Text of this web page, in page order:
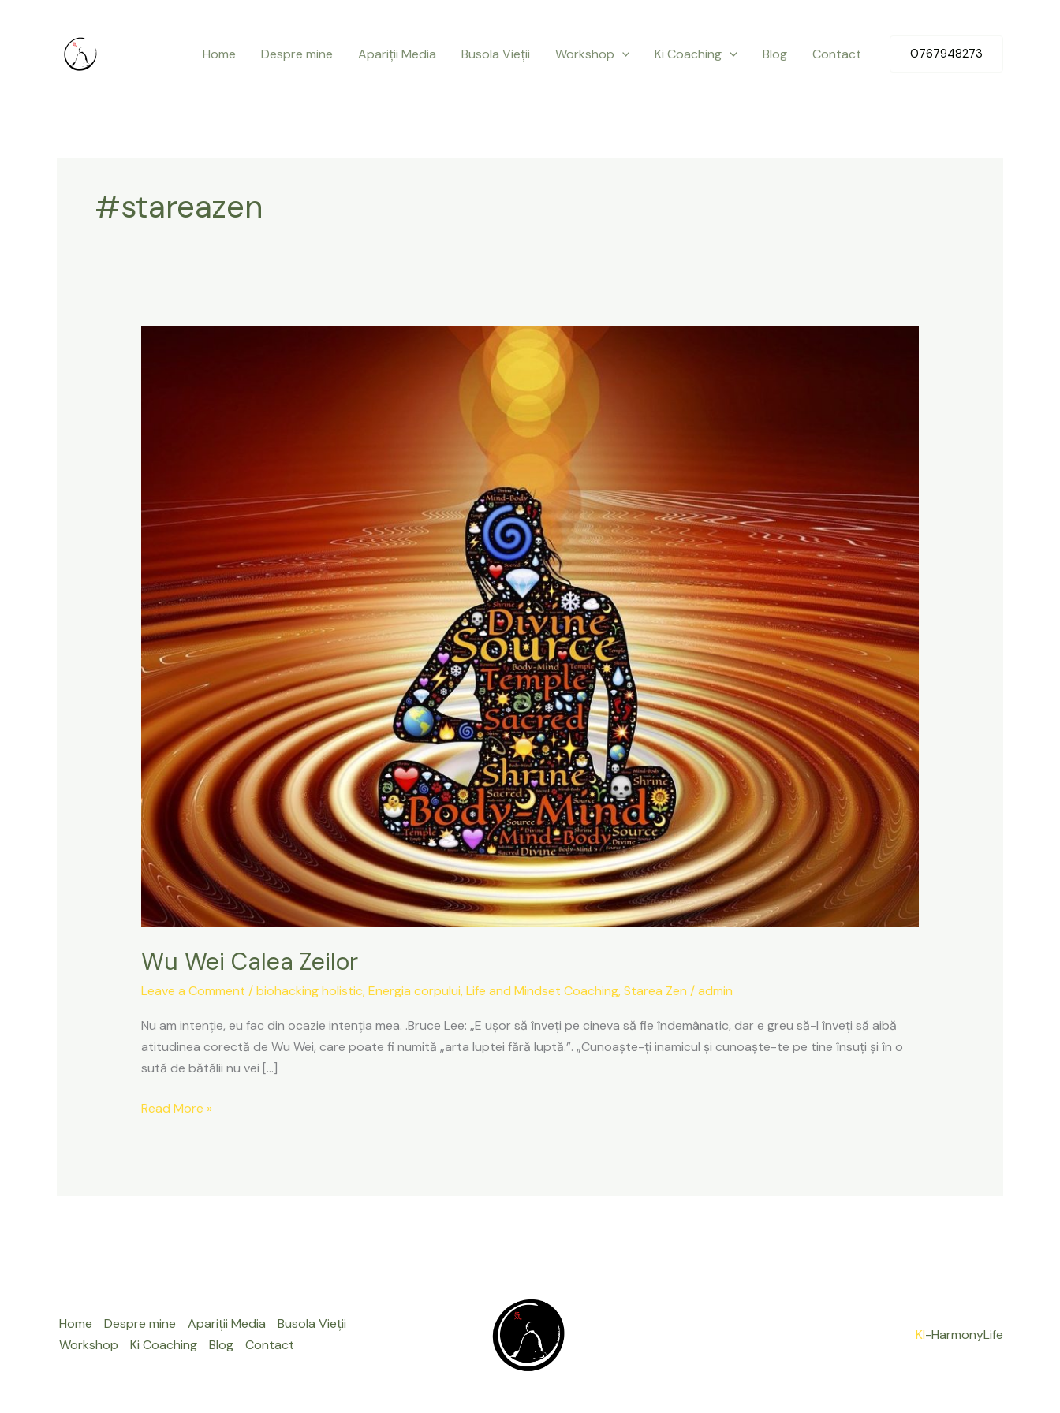
Home Despre mine Apariții Media Busola Vieții Workshop Ki Coaching Blog Contact 0767948273
#stareazen
Wu Wei Calea Zeilor
Leave a Comment /biohacking holistic,Energia corpului,Life and Mindset Coaching,Starea Zen /admin
Nu am intenție, eu fac din ocazie intenția mea. .Bruce Lee: „E ușor să înveți pe cineva să fie îndemânatic, dar e greu să-l înveți să aibă
atitudinea corectă de Wu Wei, care poate fi numită „arta luptei fără luptă.”. „Cunoaște-ți inamicul și cunoaște-te pe tine însuți și în o
sută de bătălii nu vei […]
Read More »
Home Despre mine Apariții Media
Busola Vieții
Workshop
Ki Coaching Blog Contact
KI-HarmonyLife